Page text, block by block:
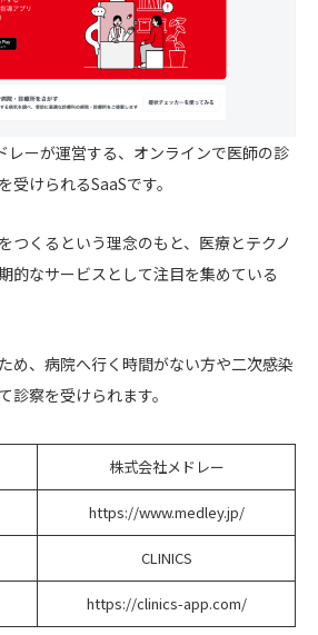
レーが運営する、オンラインで医師の診
けられるSaaSです。
つくるという理念のもと、医療とテクノ
的なサービスとして注目を集めている
め、病院へ行く時間がない方や二次感染
診察を受けられます。
株式会社メドレー
https://www.medley.jp/
CLINICS
https://clinics-app.com/